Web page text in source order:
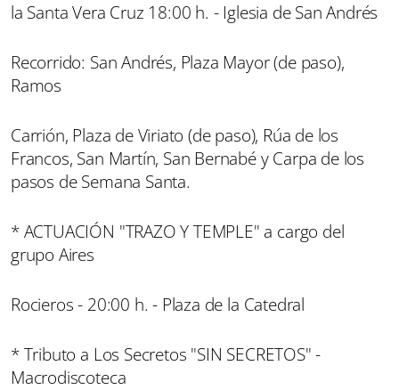
la Santa Vera Cruz 18:00 h. - Iglesia de San Andrés
Recorrido: San Andrés, Plaza Mayor (de paso),
Ramos
Carrión, Plaza de Viriato (de paso), Rúa de los
Francos, San Martín, San Bernabé y Carpa de los
pasos de Semana Santa.
* ACTUACIÓN "TRAZO Y TEMPLE" a cargo del
grupo Aires
Rocieros - 20:00 h. - Plaza de la Catedral
* Tributo a Los Secretos "SIN SECRETOS" -
Macrodiscoteca